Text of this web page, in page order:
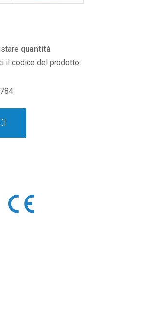
quantità
il codice del prodotto: